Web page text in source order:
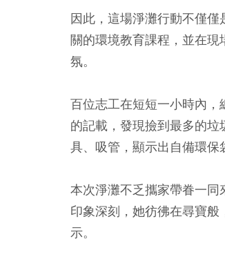
因此，這場淨灘行動不僅
關的環境教育課程，並在
氛。
百位志工在短短一小時內
的記載，發現撿到最多的
具、吸管，顯示出自備環保
本次淨灘不乏攜家帶眷一同
印象深刻，她彷彿在尋寶
示。